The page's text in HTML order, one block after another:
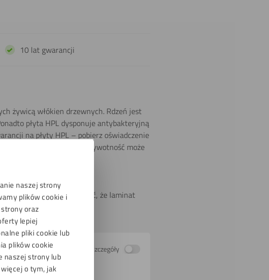
naszej strony
plików cookie i
oraz
lepiej
pliki cookie lub
plików cookie
naszej strony lub
o tym, jak
10 lat gwarancji
żywicą włókien drzewnych. Rdzeń jest
płyta HPL dysponuje antybakteryjną
na płyty HPL – pobierz oświadczenie
i są bardzo trwałe, ich żywotność może
Należy też pamiętać, że laminat
Pokaż szczegóły